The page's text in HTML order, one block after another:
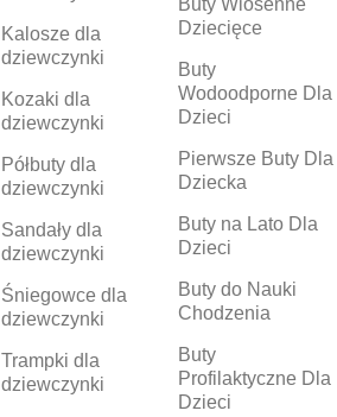
Kalosze dla
dziewczynki
Kozaki dla
dziewczynki
Półbuty dla
dziewczynki
Sandały dla
dziewczynki
Śniegowce dla
dziewczynki
Trampki dla
dziewczynki
Buty Wiosenne
Dziecięce
Buty
Wodoodporne Dla
Dzieci
Pierwsze Buty Dla
Dziecka
Buty na Lato Dla
Dzieci
Buty do Nauki
Chodzenia
Buty
Profilaktyczne Dla
Dzieci